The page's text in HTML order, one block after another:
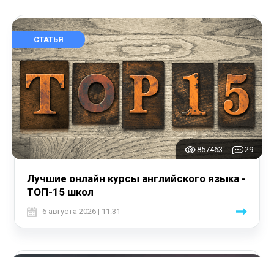
СТАТЬЯ
857463 29
Лучшие онлайн курсы английского языка -
ТОП-15 школ
6 августа 2026 | 11:31